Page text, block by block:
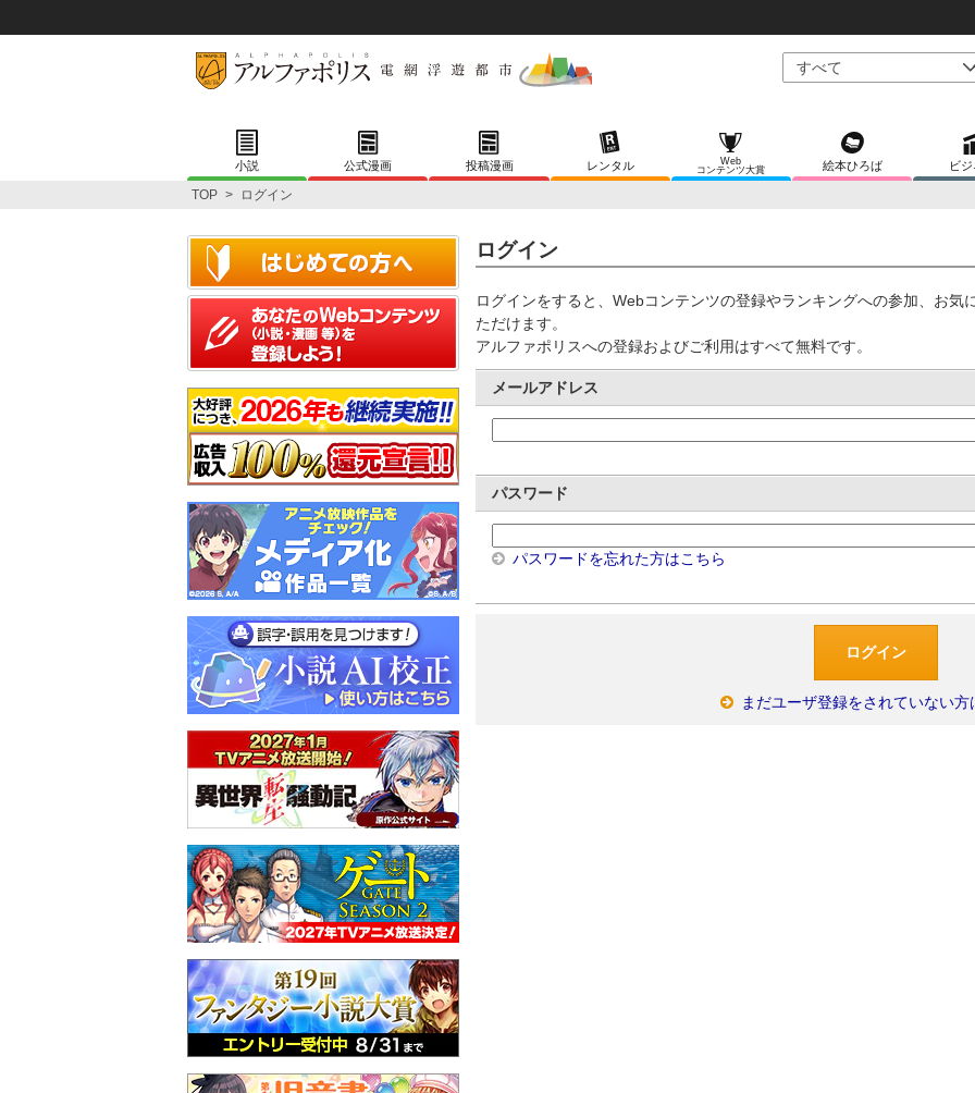
小説 公式漫画 投稿漫画 レンタル
Web
コンテンツ大賞
絵本ひろば ビ
TOP > ログイン
ログイン
ログインをすると、Webコンテンツの登録やランキングへの参加、お気
ただけます。
アルファポリスへの登録およびご利用はすべて無料です。
メールアドレス
パスワード
パスワードを忘れた方はこちら
まだユーザ登録をされていない方